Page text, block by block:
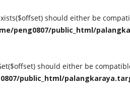
should either be
peng0807/public_html/
should either be
public_html/